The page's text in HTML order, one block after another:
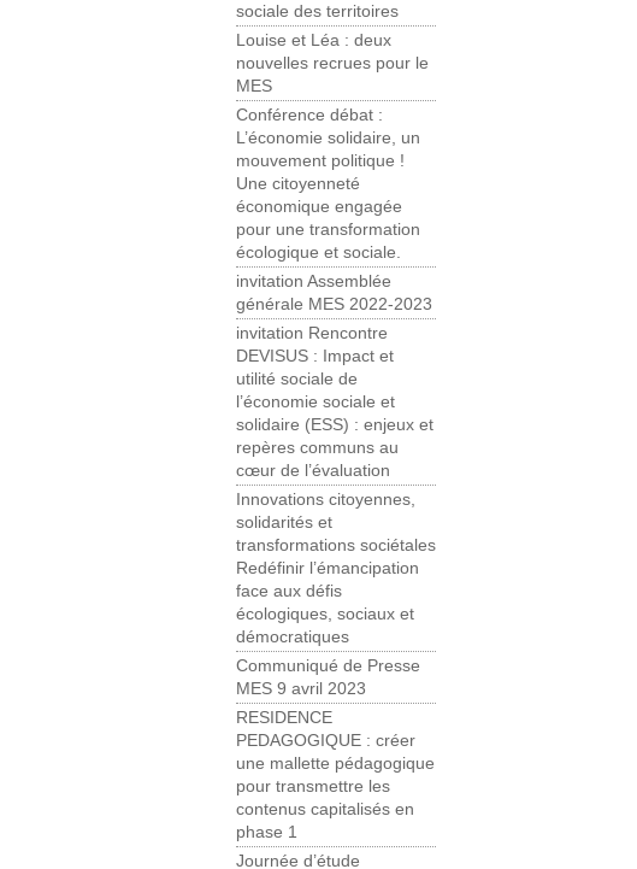
sociale des territoires
Louise et Léa : deux
nouvelles recrues pour le
MES
Conférence débat :
L’économie solidaire, un
mouvement politique !
Une citoyenneté
économique engagée
pour une transformation
écologique et sociale.
invitation Assemblée
générale MES 2022-2023
invitation Rencontre
DEVISUS : Impact et
utilité sociale de
l’économie sociale et
solidaire (ESS) : enjeux et
repères communs au
cœur de l’évaluation
Innovations citoyennes,
solidarités et
transformations sociétales
Redéfinir l’émancipation
face aux défis
écologiques, sociaux et
démocratiques
Communiqué de Presse
MES 9 avril 2023
RESIDENCE
PEDAGOGIQUE : créer
une mallette pédagogique
pour transmettre les
contenus capitalisés en
phase 1
Journée d’étude